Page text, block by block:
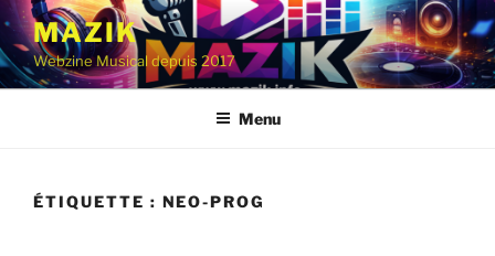
Aller
contenu
principal
MAZIK
Webzine Musical depuis 2017
Menu
ÉTIQUETTE : NEO-PROG